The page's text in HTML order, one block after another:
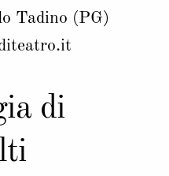
Tadino (PG)
di